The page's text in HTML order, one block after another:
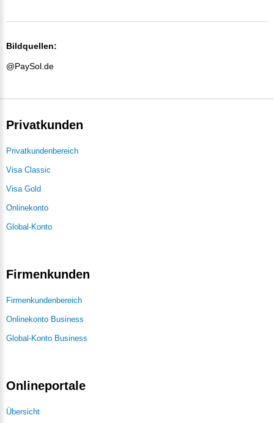
Bildquellen:
@PaySol.de
Privatkunden
Privatkundenbereich
Visa Classic
Visa Gold
Onlinekonto
Global-Konto
Firmenkunden
Firmenkundenbereich
Onlinekonto Business
Global-Konto Business
Onlineportale
Übersicht